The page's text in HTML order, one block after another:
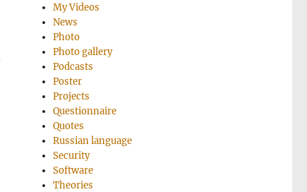
My Videos
News
Photo
Photo gallery
Podcasts
Poster
Projects
Questionnaire
Quotes
Russian language
Security
Software
Theories